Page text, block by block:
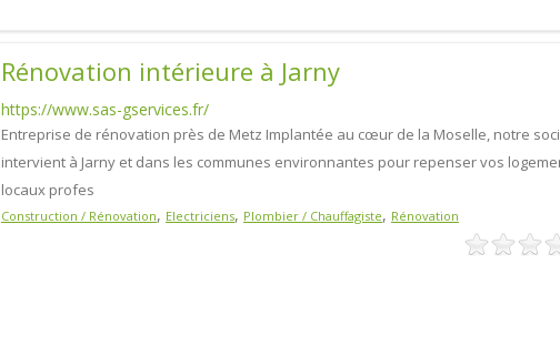
Rénovation intérieure à Jarny
https://www.sas-gservices.fr/
Entreprise de rénovation près de Metz Implantée au cœur de la Moselle, notre
intervient à Jarny et dans les communes environnantes pour repenser vos
locaux profes
Construction / Rénovation, Electriciens, Plombier / Chauffagiste, Rénovation